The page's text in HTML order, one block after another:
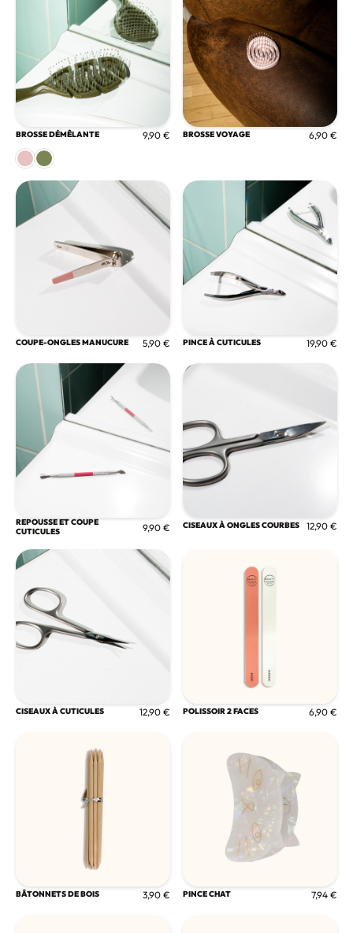
BROSSE DÉMÊLANTE 9,90 € BROSSE VOYAGE 6,90 €
COUPE-ONGLES MANUCURE 5,90 € PINCE À CUTICULES 19,90 €
REPOUSSE ET COUPE
CUTICULES
9,90 € CISEAUX À ONGLES COURBES 12,90 €
CISEAUX À CUTICULES 12,90 € POLISSOIR 2 FACES 6,90 €
BÂTONNETS DE BOIS 3,90 € PINCE CHAT 7,94 €